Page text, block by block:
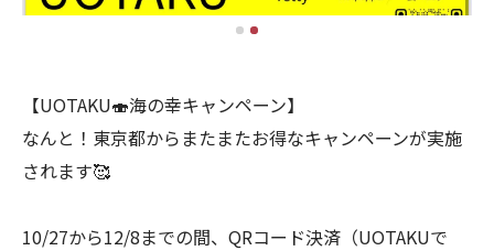
【UOTAKU🍣海の幸キャンペーン】
なんと！東京都からまたまたお得なキャンペーンが実施
されます🥰
10/27から12/8までの間、QRコード決済（UOTAKUで